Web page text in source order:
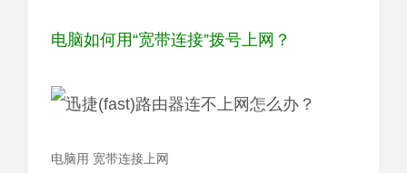
电脑如何用“宽带连接”拨号上网？
电脑用 宽带连接上网